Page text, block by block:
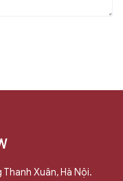
Xuân, Hà Nội.